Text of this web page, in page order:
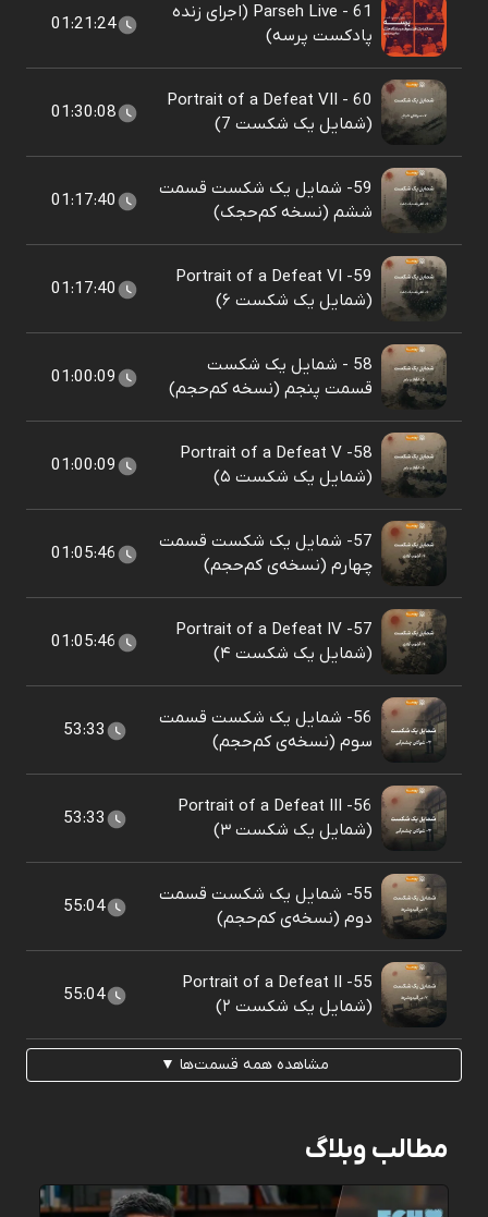
61 - Parseh Live (اجرای زنده
پادکست پرسه)
01:21:24
60 - Portrait of a Defeat VII
(شمایل یک شکست 7)
01:30:08
59- شمایل یک شکست قسمت
ششم (نسخه کم‌حجک)
01:17:40
59- Portrait of a Defeat VI
(شمایل یک شکست ۶)
01:17:40
58 - شمایل یک شکست
قسمت پنجم (نسخه کم‌حجم)
01:00:09
58- Portrait of a Defeat V
(شمایل یک شکست ۵)
01:00:09
57- شمایل یک شکست قسمت
چهارم (نسخه‌ی کم‌حجم)
01:05:46
57- Portrait of a Defeat IV
(شمایل یک شکست ۴)
01:05:46
56- شمایل یک شکست قسمت
سوم (نسخه‌ی کم‌حجم)
53:33
56- Portrait of a Defeat III
(شمایل یک شکست ۳)
53:33
55- شمایل یک شکست قسمت
دوم (نسخه‌ی کم‌حجم)
55:04
55- Portrait of a Defeat II
(شمایل یک شکست ۲)
55:04
مشاهده همه قسمت‌ها ▼
مطالب وبلاگ